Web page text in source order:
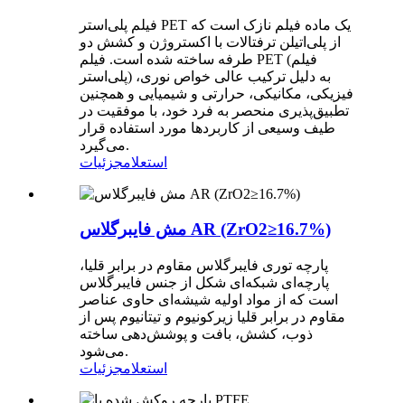
فیلم پلی‌استر PET یک ماده فیلم نازک است که
از پلی‌اتیلن ترفتالات با اکستروژن و کشش دو
طرفه ساخته شده است. فیلم PET (فیلم
پلی‌استر) به دلیل ترکیب عالی خواص نوری،
فیزیکی، مکانیکی، حرارتی و شیمیایی و همچنین
تطبیق‌پذیری منحصر به فرد خود، با موفقیت در
طیف وسیعی از کاربردها مورد استفاده قرار
می‌گیرد.
استعلامجزئیات
مش فایبرگلاس AR (ZrO2≥16.7%)
پارچه توری فایبرگلاس مقاوم در برابر قلیا،
پارچه‌ای شبکه‌ای شکل از جنس فایبرگلاس
است که از مواد اولیه شیشه‌ای حاوی عناصر
مقاوم در برابر قلیا زیرکونیوم و تیتانیوم پس از
ذوب، کشش، بافت و پوشش‌دهی ساخته
می‌شود.
استعلامجزئیات